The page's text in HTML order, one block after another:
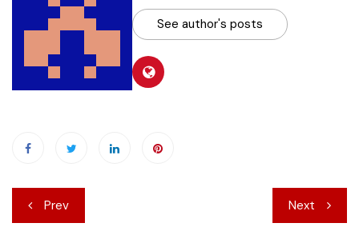
See author's posts
Navigation
Prev Next